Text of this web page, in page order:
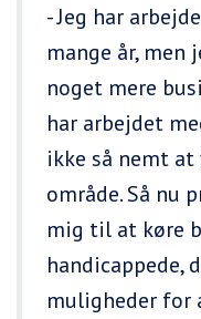
- Jeg har
mange år,
noget mere
har arbejdet
ikke så nemt
område. Så nu
mig til at køre
handicappede,
muligheder for